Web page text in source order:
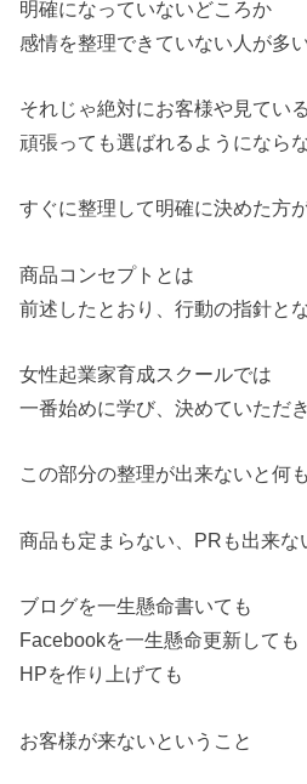
明確になっていないどころか
感情を整理できていない人が多
それじゃ絶対にお客様や見てい
頑張っても選ばれるようになら
すぐに整理して明確に決めた方
商品コンセプトとは
前述したとおり、行動の指針と
女性起業家育成スクールでは
一番始めに学び、決めていただ
この部分の整理が出来ないと何
商品も定まらない、PRも出来な
ブログを一生懸命書いても
Facebookを一生懸命更新しても
HPを作り上げても
お客様が来ないということ